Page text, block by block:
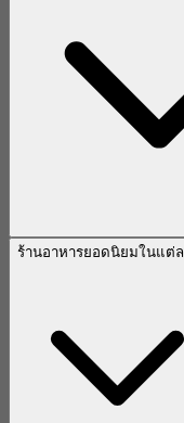
ร้านอาหารยอดนิยมในแต่